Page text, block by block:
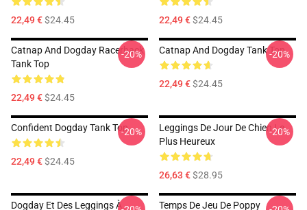
22,49 €$24.45 22,49 €$24.45
Catnap And Dogday Racerback
Tank Top
22,49 €$24.45
-20% Catnap And Dogday Tank Top
22,49 €$24.45
-20%
Confident Dogday Tank Top
22,49 €$24.45
-20%
Leggings De Jour De Chien Le
Plus Heureux
26,63 €$28.95
-20%
Dogday Et Des Leggings À
Temps De Jeu De Poppy